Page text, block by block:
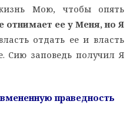
Мою, чтобы опять
отнимает ее у Меня, но Я
отдать ее и власть
Сию заповедь получил Я
праведность